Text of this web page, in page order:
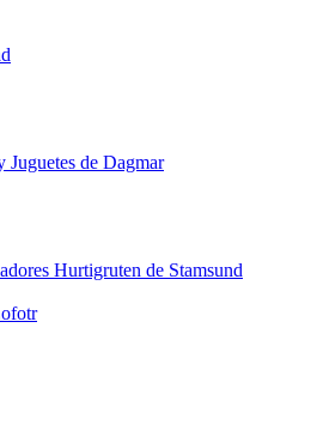
Juguetes de Dagmar
Hurtigruten de Stamsund